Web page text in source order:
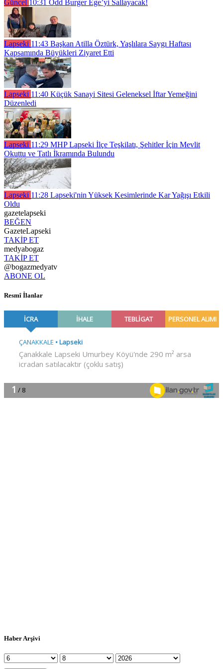
Güncel 10:31 Odd Burger Ege’yi Sallayacak!
Lapseki 11:43 Başkan Atilla Öztürk, Yaşlılara Saygı Haftası
Kapsamında Büyükleri Ziyaret Etti
Lapseki 11:40 Küçük Sanayi Sitesi Geleneksel İftar Yemeğini
Düzenledi
Lapseki 11:29 MHP Lapseki İlçe Teşkilatı, Şehitler İçin Mevlit
Okuttu ve Tatlı İkramında Bulundu
Lapseki 11:28 Lapseki'nin Yüksek Kesimlerinde Kar Yağışı Etkili
Oldu
gazetelapseki
BEĞEN
GazeteLapseki
TAKİP ET
medyabogaz
TAKİP ET
@bogazmedyatv
ABONE OL
Resmî İlanlar
Haber Arşivi